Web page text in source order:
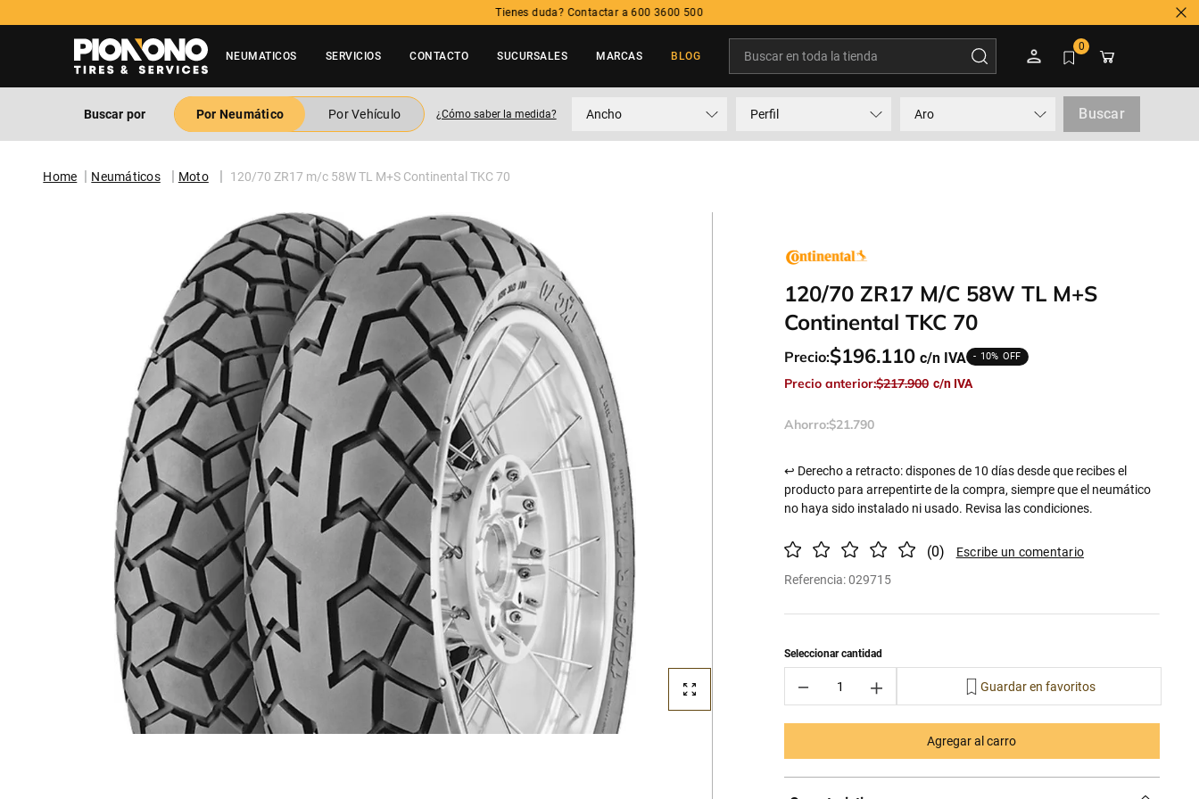
Tienes duda? Contactar a 600 3600 500
NEUMATICOS SERVICIOS CONTACTO SUCURSALES MARCAS BLOG
0
Buscar por Por Neumático Por Vehículo ¿Cómo saber la medida? Ancho Perfil Aro Buscar
Neumáticos Moto 120/70 ZR17 m/c 58W TL M+S Continental TKC 70
120/70 ZR17 M/c 58W TL M+S
Continental TKC 70
Precio:$196.110 10%
Precio anterior:$217.900
Ahorro:$21.790
↩ Derecho a retracto: dispones de 10 días desde que recibes el
producto para arrepentirte de la compra, siempre que el neumático
no haya sido instalado ni usado. Revisa las condiciones.
(0)
Referencia:029715
＋
－
Agregar al carro
TÉRMINOS MÁS BUSCADOS
. neumatico
3 . 235
195
5. 245